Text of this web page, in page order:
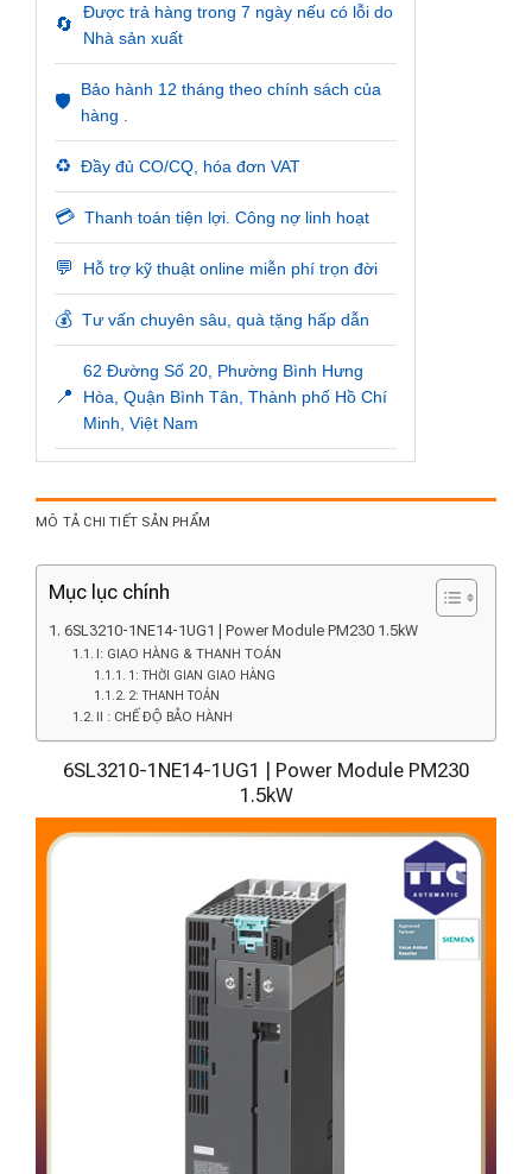
🔄
Được trả hàng trong 7 ngày nếu có lỗi do
Nhà sản xuất
🛡️
Bảo hành 12 tháng theo chính sách của
hàng .
♻️ Đầy đủ CO/CQ, hóa đơn VAT
💳 Thanh toán tiện lợi. Công nợ linh hoạt
💬 Hỗ trợ kỹ thuật online miễn phí trọn đời
💰 Tư vấn chuyên sâu, quà tặng hấp dẫn
📍
62 Đường Số 20, Phường Bình Hưng
Hòa, Quận Bình Tân, Thành phố Hồ Chí
Minh, Việt Nam
MÔ TẢ CHI TIẾT SẢN PHẨM
Mục lục chính
6SL3210-1NE14-1UG1 | Power Module PM230 1.5kW
I: GIAO HÀNG & THANH TOÁN
1: THỜI GIAN GIAO HÀNG
2: THANH TOÁN
II : CHẾ ĐỘ BẢO HÀNH
6SL3210-1NE14-1UG1 | Power Module PM230
1.5kW